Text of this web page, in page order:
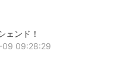
ェンド！
09:28:29